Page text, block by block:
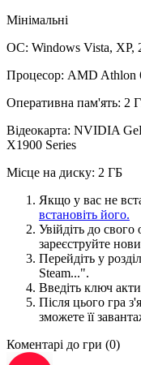
Мінімальні
ОС: Windows Vista, XP,
Процесор: AMD Athlon
Оперативна пам'ять: 2
Відеокарта: NVIDIA
X1900 Series
Місце на диску: 2 ГБ
Якщо у вас не
встановіть його.
Увійдіть до свого
зареєструйте
Перейдіть у
Steam...".
Введіть ключ
Після цього гра
зможете її
Коментарі до гри (0)